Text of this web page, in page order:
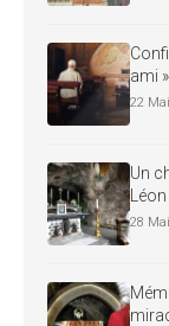
ami »
22
Un
28